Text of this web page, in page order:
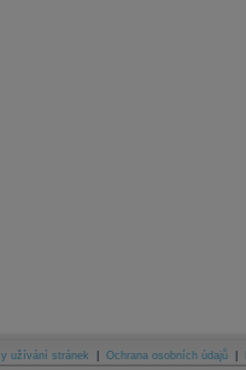
užívání stránek Ochrana osobních údajů